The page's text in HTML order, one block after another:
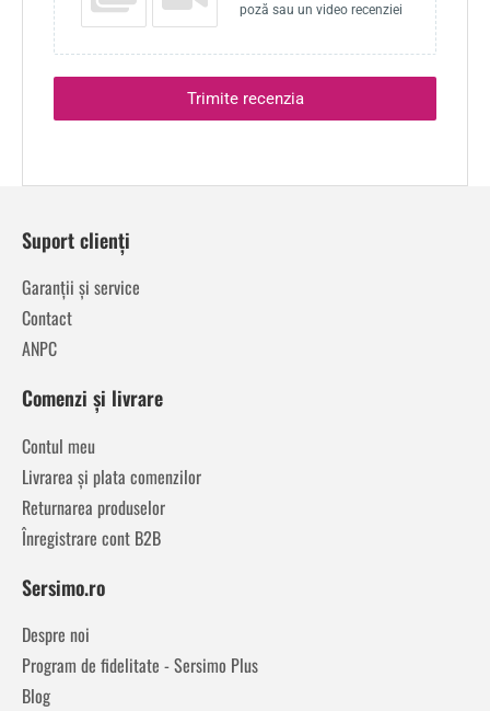
poză sau un video recenziei
Trimite recenzia
Suport clienți
Garanții și service
Contact
ANPC
Comenzi și livrare
Contul meu
Livrarea și plata comenzilor
Returnarea produselor
Înregistrare cont B2B
Sersimo.ro
Despre noi
Program de fidelitate - Sersimo Plus
Blog